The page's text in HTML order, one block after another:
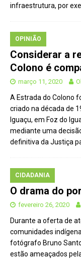
infraestrutura, por
OPINIÃO
Considerar a
Colono é
março 11, 2020
A Estrada do Colono
criado na década de
Iguaçu, em Foz do
mediante uma
definitiva da Justiça
CIDADANIA
O drama do
fevereiro 26, 2020
Durante a oferta de
comunidades
fotógrafo Bruno
estão ameaçados